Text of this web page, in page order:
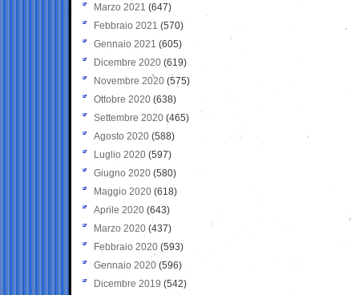
Marzo 2021 (647)
Febbraio 2021 (570)
Gennaio 2021 (605)
Dicembre 2020 (619)
Novembre 2020 (575)
Ottobre 2020 (638)
Settembre 2020(465)
Agosto 2020 (588)
Luglio 2020 (597)
Giugno 2020 (580)
Maggio 2020 (618)
Aprile 2020 (643)
Marzo 2020 (437)
Febbraio 2020 (593)
Gennaio 2020 (596)
Dicembre 2019 (542)